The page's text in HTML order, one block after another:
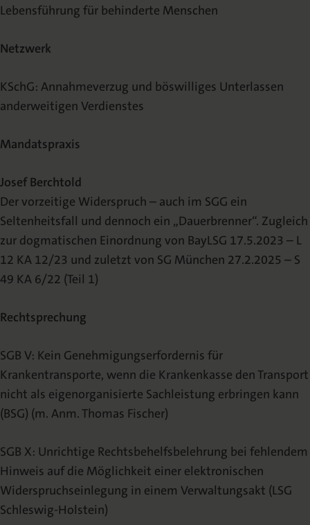
Lebensführung für behinderte Menschen
Netzwerk
KSchG: Annahmeverzug und böswilliges Unterlassen
anderweitigen Verdienstes
Mandatspraxis
Josef Berchtold
Der vorzeitige Widerspruch – auch im SGG ein
Seltenheitsfall und dennoch ein „Dauerbrenner“. Zugleich
zur dogmatischen Einordnung von BayLSG 17.5.2023 – L
12 KA 12/23 und zuletzt von SG München 27.2.2025 – S
49 KA 6/22 (Teil 1)
Rechtsprechung
SGB V: Kein Genehmigungserfordernis für
Krankentransporte, wenn die Krankenkasse den Transport
nicht als eigenorganisierte Sachleistung erbringen kann
(BSG) (m. Anm. Thomas Fischer)
SGB X: Unrichtige Rechtsbehelfsbelehrung bei fehlendem
Hinweis auf die Möglichkeit einer elektronischen
Widerspruchseinlegung in einem Verwaltungsakt (LSG
Schleswig-Holstein)